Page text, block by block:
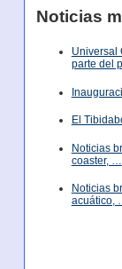
Noticias
Universal
parte del
El
Noticias
coaster, …
Noticias
acuático,